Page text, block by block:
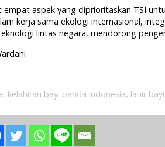
aspek yang diprioritaskan TSI
kerja sama ekologi internasional,
lintas negara, mendorong
, kelahiran bayi panda indonesia, lahir